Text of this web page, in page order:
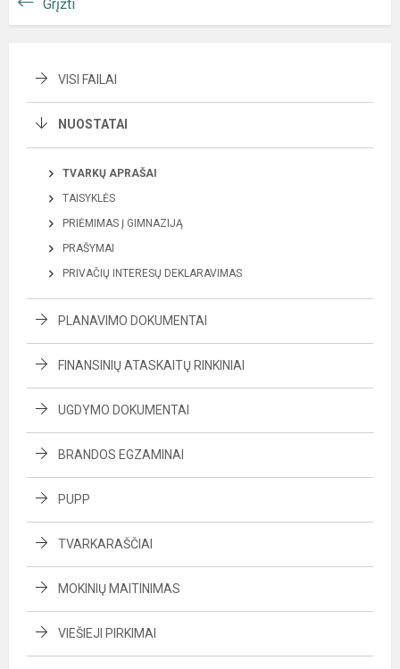
Grįžti
VISI FAILAI
NUOSTATAI
TVARKŲ APRAŠAI
TAISYKLĖS
PRIĖMIMAS Į GIMNAZIJĄ
PRAŠYMAI
PRIVAČIŲ INTERESŲ DEKLARAVIMAS
PLANAVIMO DOKUMENTAI
FINANSINIŲ ATASKAITŲ RINKINIAI
UGDYMO DOKUMENTAI
BRANDOS EGZAMINAI
PUPP
TVARKARAŠČIAI
MOKINIŲ MAITINIMAS
VIEŠIEJI PIRKIMAI